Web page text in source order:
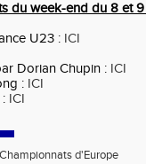
du week-end du 8 et
U23 : ICI
Dorian Chupin : ICI
: ICI
ICI
d'Europe